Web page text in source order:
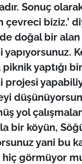
Sonuç
çevreci biziz.’
doğal bir
yapıyorsunuz.
piknik yaptığı
projesi
yol
bir köyün,
yani bu
hiç görmüyor